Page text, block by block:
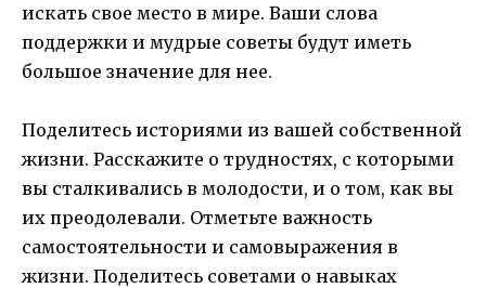
искать свое место в мире. Ваши слова
поддержки и мудрые советы будут иметь
большое значение для нее.
Поделитесь историями из вашей собственной
жизни. Расскажите о трудностях, с которыми
вы сталкивались в молодости, и о том, как вы
их преодолевали. Отметьте важность
самостоятельности и самовыражения в
жизни. Поделитесь советами о навыках